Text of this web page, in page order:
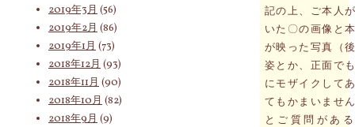
記の上、ご本人
いた〇の画像と
が映った写真（
姿とか、正面で
にモザイクして
てもかまいませ
とご質問があ
2019年3月 (56)
2019年2月 (86)
2019年1月 (73)
2018年12月 (93)
2018年11月 (90)
2018年10月 (82)
2018年9月 (9)